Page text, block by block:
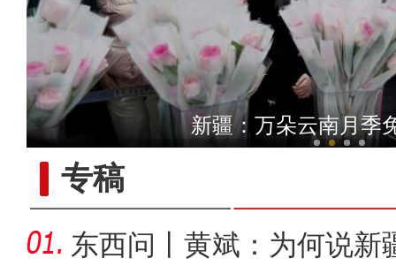
新疆铁门关：迎数千只灰鹤
新疆：万朵云南月季
CBA常规赛第一阶段收官
专稿
东西问丨黄斌：为何说新